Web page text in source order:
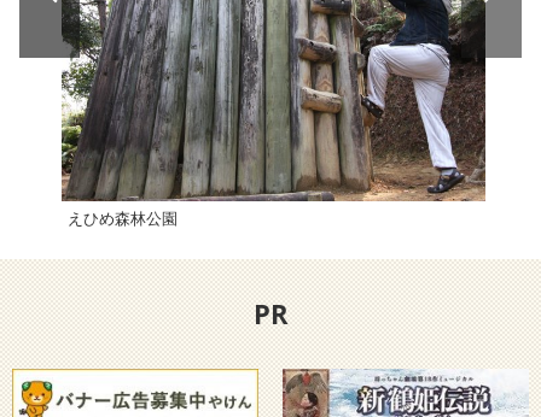
えひめ森林公園
PR